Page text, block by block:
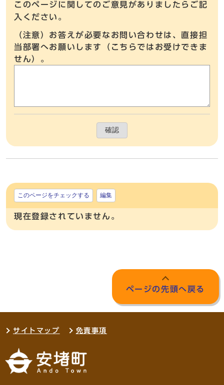
このページに関してのご意見がありましたらご記
入ください。
（注意）お答えが必要なお問い合わせは、直接担
当部署へお願いします（こちらではお受けできま
せん）。
確認
このページをチェックする 編集
現在登録されていません。
ページの先頭へ戻る
サイトマップ 免責事項